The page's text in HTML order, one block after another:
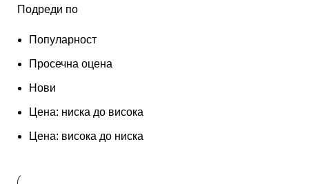
Подреди по
Популарност
Просечна оцена
Нови
Цена: ниска до висока
Цена: висока до ниска